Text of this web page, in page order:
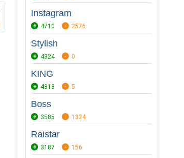
Instagram
4710 2576
Stylish
4324 0
KING
4313 5
Boss
3585 1324
Raistar
3187 156